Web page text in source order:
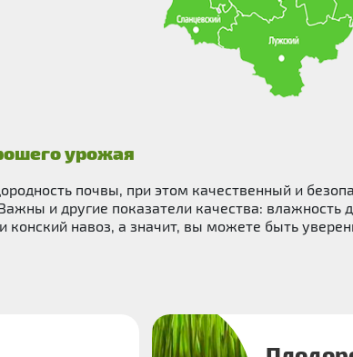
урожая
почвы, при этом качественный и
и другие показатели качества: влажность
навоз, а значит, вы можете быть